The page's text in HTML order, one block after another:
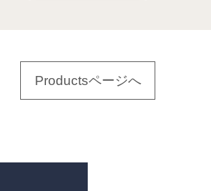
Productsページへ